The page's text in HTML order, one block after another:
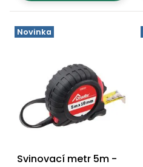
nářadí
a posypové
vozíky
Zametací
stroje
frézy
Nabíječky
Topidla
Navijáky
Novinka
Svinovací metr 5m -